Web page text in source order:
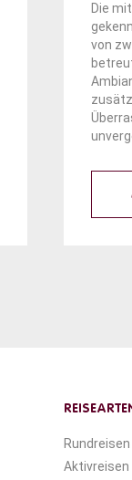
Die
von
Rundreisen
Aktivreisen